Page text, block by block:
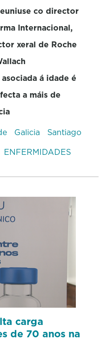
co director
Internacional,
xeral de Roche
á idade é
a máis de
Galicia
Santiago
ENFERMIDADES
carga
de 70 anos na